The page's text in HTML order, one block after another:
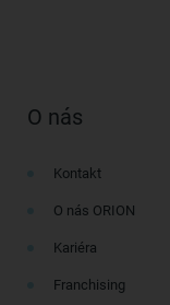
O nás
Kontakt
O nás ORION
Kariéra
Franchising